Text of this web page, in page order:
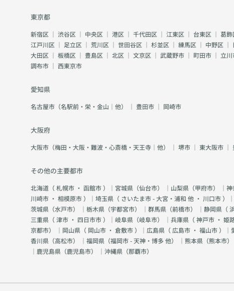
東京都
新宿区 ｜ 渋谷区 ｜ 中央区 ｜ 港区 ｜ 千代田区 ｜ 江東区 ｜ 台東区 ｜ 葛飾
江戸川区 ｜ 足立区 ｜ 荒川区 ｜ 世田谷区 ｜ 杉並区 ｜ 練馬区 ｜ 中野区 ｜
大田区 ｜ 板橋区 ｜ 豊島区 ｜ 北区 ｜ 文京区 ｜ 武蔵野市 ｜ 町田市 ｜ 立
調布市 ｜ 西東京市
愛知県
名古屋市（名駅前・栄・金山｜他） ｜ 豊田市 ｜ 岡崎市
大阪府
大阪市（梅田・大阪・難波・心斎橋・天王寺｜他） ｜ 堺市 ｜ 東大阪市 ｜
その他の主要都市
北海道（札幌市 ・ 函館市）｜宮城県（仙台市） ｜山梨県（甲府市） ｜
川崎市 ・ 相模原市）｜埼玉県（ さいたま市 - 大宮・浦和 他 ・ 川口市）
茨城県（水戸市） ｜栃木県（宇都宮市） ｜群馬県（前橋市） ｜静岡県（
三重県（津市 ・ 四日市市）｜岐阜県（岐阜市） ｜兵庫県（神戸市 ・ 姫
京都市） ｜岡山県（ 岡山市 ・ 倉敷市）｜広島県（ 広島市 ・ 福山市）｜
香川県（高松市） ｜福岡県（福岡市 - 天神・博多 他） ｜熊本県（熊本市
｜鹿児島県（鹿児島市） ｜沖縄県（那覇市）